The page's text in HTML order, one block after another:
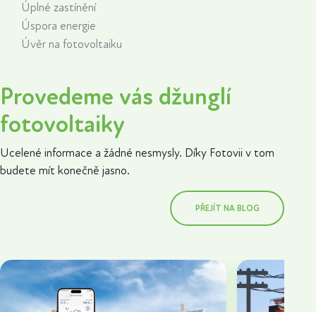
Úplné zastínění
Úspora energie
Úvěr na fotovoltaiku
Provedeme vás džunglí
fotovoltaiky
Ucelené informace a žádné nesmysly. Díky Fotovii v tom
budete mít konečně jasno.
PŘEJÍT NA BLOG